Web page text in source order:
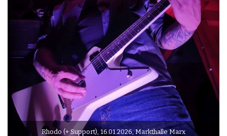
Rhodo (+ Support), 16.01.2026, Markthalle Marx